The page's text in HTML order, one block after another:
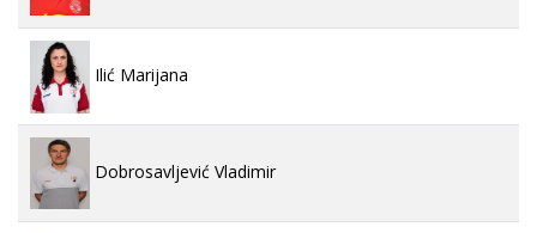
Ilić Marijana
Dobrosavljević Vladimir